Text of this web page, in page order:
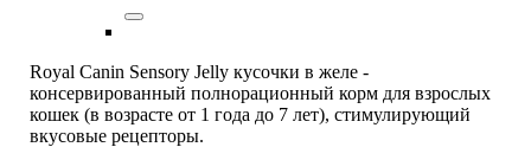
Royal Canin Sensory Jelly кусочки в желе -
консервированный полнорационный корм для взрослых
кошек (в возрасте от 1 года до 7 лет), стимулирующий
вкусовые рецепторы.